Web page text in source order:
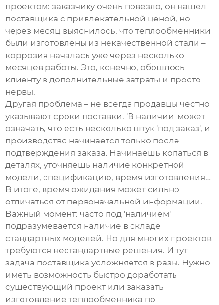
проектом: заказчику очень повезло, он нашел
поставщика с привлекательной ценой, но
через месяц выяснилось, чтотеплообменники
были изготовлены из некачественной стали –
коррозия началась уже через несколько
месяцев работы. Это, конечно, обошлось
клиенту в дополнительные затраты и просто
нервы.
Другая проблема – не всегда продавцы честно
указывают сроки поставки. 'В наличии' может
означать, что есть несколько штук 'под заказ', и
производство начинается только после
подтверждения заказа. Начинаешь копаться в
деталях, уточняешь наличие конкретной
модели, спецификацию, время изготовления…
В итоге, время ожидания может сильно
отличаться от первоначальной информации.
Важный момент: часто под 'наличием'
подразумевается наличие в складе
стандартных моделей. Но для многих проектов
требуются нестандартные решения. И тут
задача поставщика усложняется в разы. Нужно
иметь возможность быстро доработать
существующий проект или заказать
изготовлениетеплообменника по